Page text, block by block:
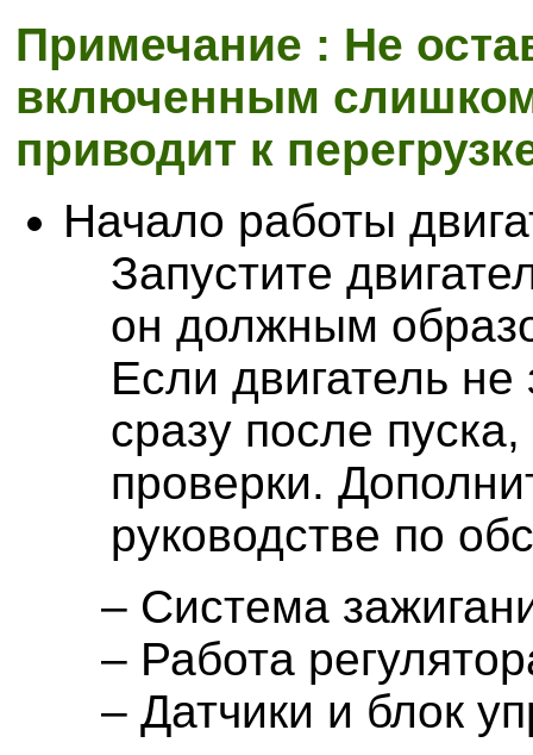
Примечание : Не
включенным слишком
приводит к
Начало работы
Запустите
он должным
Если двигатель не
сразу после
проверки.
руководстве по
– Система
– Работа
– Датчики и блок